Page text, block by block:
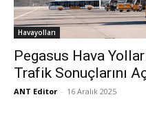
Havayolları
Pegasus Hava
Trafik Sonuçlarını
ANT Editor - 16 Aralık 2025